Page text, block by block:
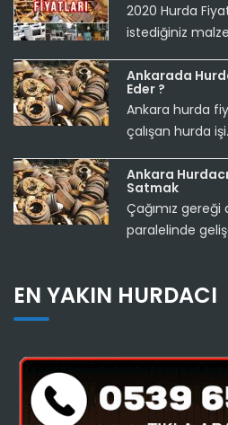
2020 Hurda
istediğiniz
Ankarada
Eder ?
Ankara hurda
çalışan hurda
Ankara
Satmak
Çağımız
paralelinde
EN YAKIN HURDACI